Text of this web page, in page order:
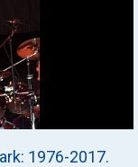
1976-2017.